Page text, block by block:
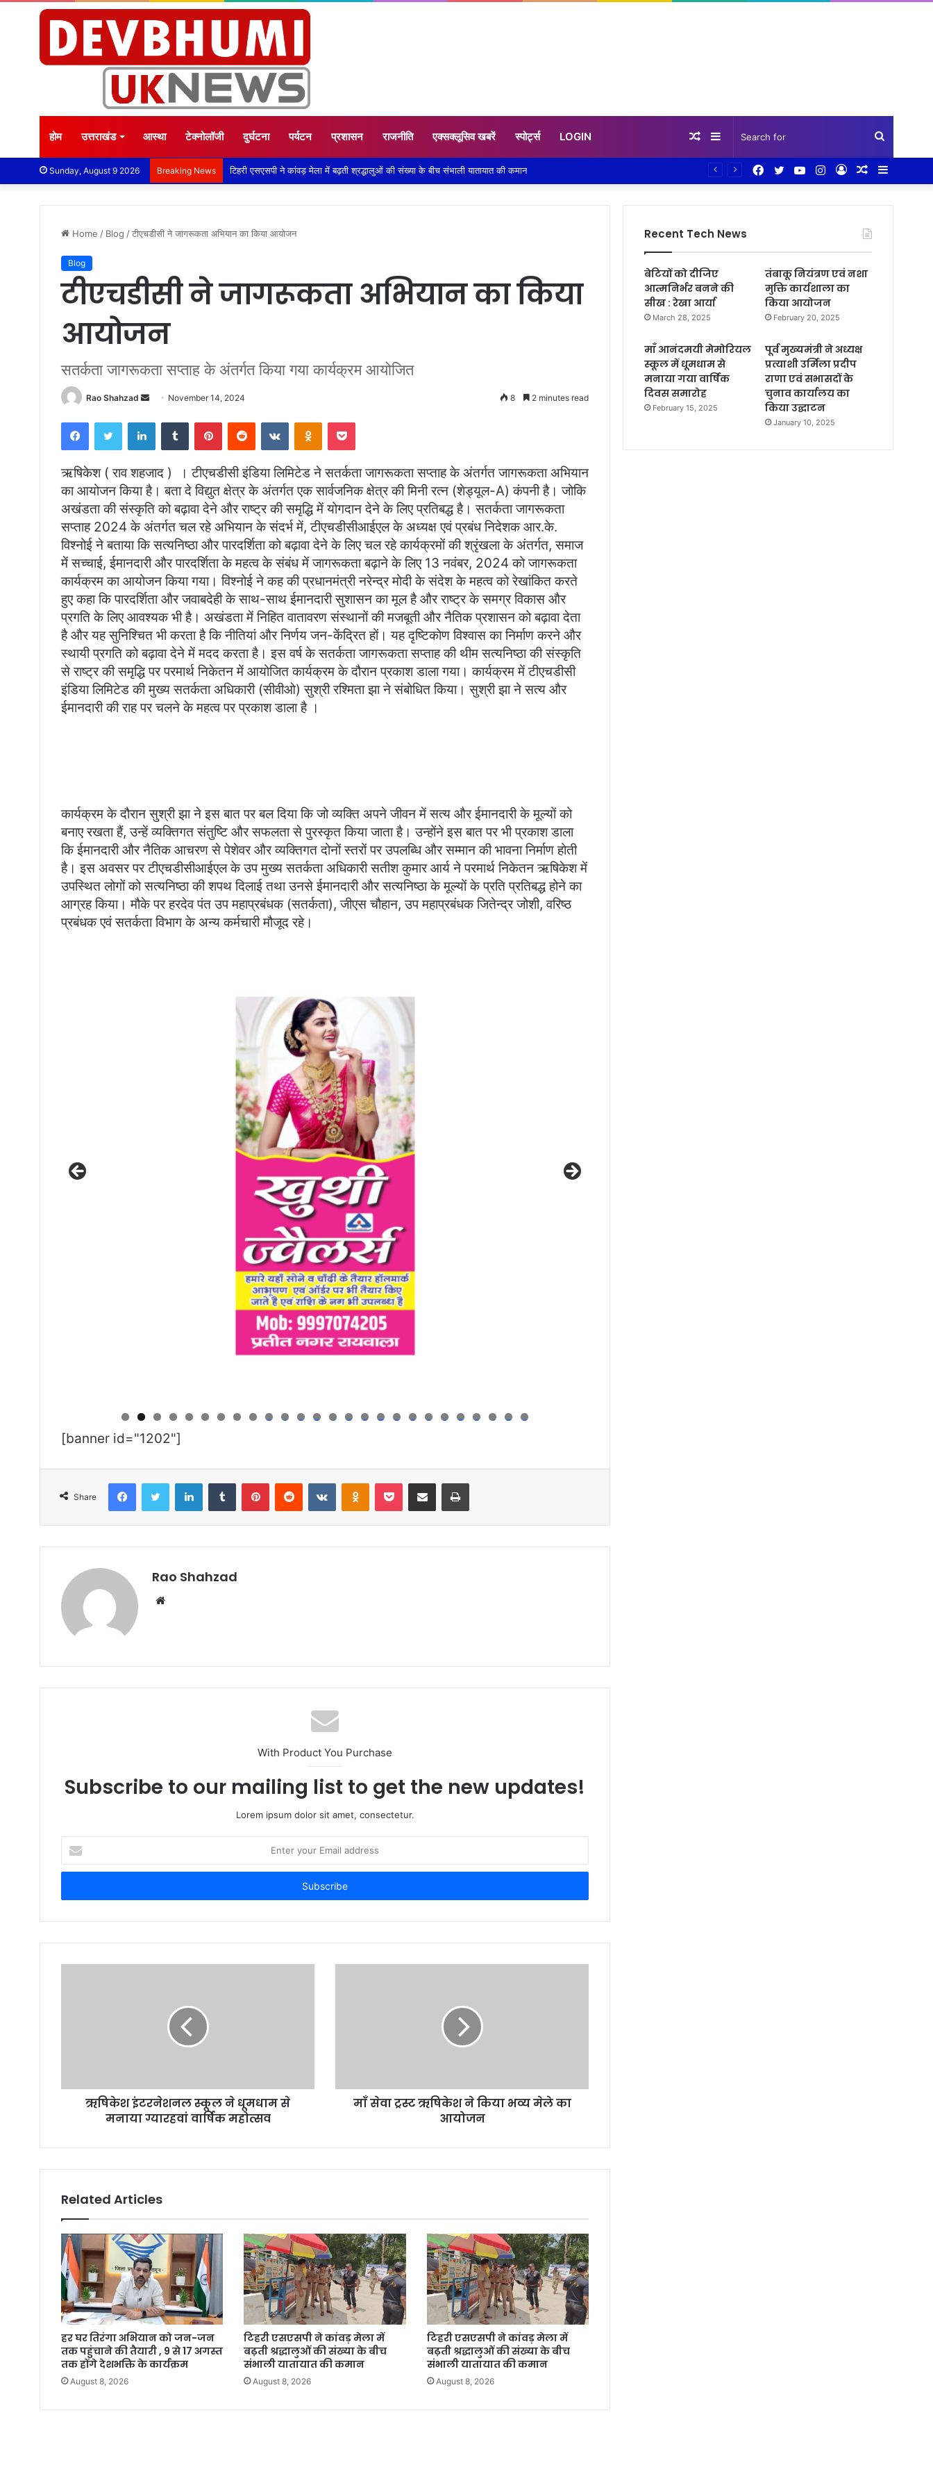
होम उत्तराखंड आस्था टेक्नोलॉजी दुर्घटना पर्यटन प्रशासन राजनीति एक्सक्लूसिव खबरें स्पोर्ट्स LOGIN Search
for
Sidebar
Random
Sunday, August 9 2026 Breaking News टिहरी एसएसपी ने कांवड़ मेला में बढ़ती श्रद्धालुओं की संख्या के बीच संभाली यातायात की कमान Sidebar
Random
Log
Instagram
YouTube
Twitter
Facebook
Home / Blog /टीएचडीसी ने जागरूकता अभियान का किया आयोजन
Blog
टीएचडीसी ने जागरूकता अभियान का किया
आयोजन
सतर्कता जागरूकता सप्ताह के अंतर्गत किया गया कार्यक्रम आयोजित
Rao Shahzad
Send November 14, 2024 8 2 minutes read
FacebookTwitter LinkedInTumblr PinterestReddit VKontakteOdnoklassniki
Pocket
ऋषिकेश ( राव शहजाद ) । टीएचडीसी इंडिया लिमिटेड ने सतर्कता जागरूकता सप्ताह के अंतर्गत जागरूकता अभियान
का आयोजन किया है। बता दे विद्युत क्षेत्र के अंतर्गत एक सार्वजनिक क्षेत्र की मिनी रत्न (शेड्यूल-A) कंपनी है। जोकि
अखंडता की संस्कृति को बढ़ावा देने और राष्ट्र की समृद्धि में योगदान देने के लिए प्रतिबद्ध है। सतर्कता जागरूकता
सप्ताह 2024 के अंतर्गत चल रहे अभियान के संदर्भ में, टीएचडीसीआईएल के अध्यक्ष एवं प्रबंध निदेशक आर.के.
विश्नोई ने बताया कि सत्यनिष्ठा और पारदर्शिता को बढ़ावा देने के लिए चल रहे कार्यक्रमों की श्रृंखला के अंतर्गत, समाज
में सच्चाई, ईमानदारी और पारदर्शिता के महत्व के संबंध में जागरूकता बढ़ाने के लिए 13 नवंबर, 2024 को जागरूकता
कार्यक्रम का आयोजन किया गया। विश्नोई ने कह की प्रधानमंत्री नरेन्द्र मोदी के संदेश के महत्व को रेखांकित करते
हुए कहा कि पारदर्शिता और जवाबदेही के साथ-साथ ईमानदारी सुशासन का मूल है और राष्ट्र के समग्र विकास और
प्रगति के लिए आवश्यक भी है। अखंडता में निहित वातावरण संस्थानों की मजबूती और नैतिक प्रशासन को बढ़ावा देता
है और यह सुनिश्चित भी करता है कि नीतियां और निर्णय जन-केंद्रित हों। यह दृष्टिकोण विश्वास का निर्माण करने और
स्थायी प्रगति को बढ़ावा देने में मदद करता है। इस वर्ष के सतर्कता जागरूकता सप्ताह की थीम सत्यनिष्ठा की संस्कृति
से राष्ट्र की समृद्धि पर परमार्थ निकेतन में आयोजित कार्यक्रम के दौरान प्रकाश डाला गया। कार्यक्रम में टीएचडीसी
इंडिया लिमिटेड की मुख्य सतर्कता अधिकारी (सीवीओ) सुश्री रश्मिता झा ने संबोधित किया। सुश्री झा ने सत्य और
ईमानदारी की राह पर चलने के महत्व पर प्रकाश डाला है ।
कार्यक्रम के दौरान सुश्री झा ने इस बात पर बल दिया कि जो व्यक्ति अपने जीवन में सत्य और ईमानदारी के मूल्यों को
बनाए रखता हैं, उन्हें व्यक्तिगत संतुष्टि और सफलता से पुरस्कृत किया जाता है। उन्होंने इस बात पर भी प्रकाश डाला
कि ईमानदारी और नैतिक आचरण से पेशेवर और व्यक्तिगत दोनों स्तरों पर उपलब्धि और सम्मान की भावना निर्माण होती
है। इस अवसर पर टीएचडीसीआईएल के उप मुख्य सतर्कता अधिकारी सतीश कुमार आर्य ने परमार्थ निकेतन ऋषिकेश में
उपस्थित लोगों को सत्यनिष्ठा की शपथ दिलाई तथा उनसे ईमानदारी और सत्यनिष्ठा के मूल्यों के प्रति प्रतिबद्ध होने का
आग्रह किया। मौके पर हरदेव पंत उप महाप्रबंधक (सतर्कता), जीएस चौहान, उप महाप्रबंधक जितेन्द्र जोशी, वरिष्ठ
प्रबंधक एवं सतर्कता विभाग के अन्य कर्मचारी मौजूद रहे।
0 1 2 3 4 5 6 7 8 9 0 1 2 3 4 5 6
[banner id="1202"]
Share
FacebookTwitter LinkedInTumblr PinterestReddit VKontakteOdnoklassniki
Pocket Share via Email Print
Rao Shahzad
Website
With Product You Purchase
Subscribe to our mailing list to get the new updates!
Lorem ipsum dolor sit amet, consectetur.
your
Email
ऋषिकेश इंटरनेशनल स्कूल ने धूमधाम से
मनाया ग्यारहवां वार्षिक महोत्सव
माँ सेवा ट्रस्ट ऋषिकेश ने किया भव्य मेले का
आयोजन
Related Articles
हर घर तिरंगा अभियान को जन-जन
तक पहुंचाने की तैयारी , 9 से 17 अगस्त
तक होंगे देशभक्ति के कार्यक्रम
August 8, 2026
टिहरी एसएसपी ने कांवड़ मेला में
बढ़ती श्रद्धालुओं की संख्या के बीच
संभाली यातायात की कमान
August 8, 2026
टिहरी एसएसपी ने कांवड़ मेला में
बढ़ती श्रद्धालुओं की संख्या के बीच
संभाली यातायात की कमान
August 8, 2026
Recent Tech News
बेटियों को दीजिए
आत्मनिर्भर बनने की
सीख : रेखा आर्या
March 28, 2025
तंबाकू नियंत्रण एवं नशा
मुक्ति कार्यशाला का
किया आयोजन
February 20, 2025
माँ आनंदमयी मेमोरियल
स्कूल में धूमधाम से
मनाया गया वार्षिक
दिवस समारोह
February 15, 2025
पूर्व मुख्यमंत्री ने अध्यक्ष
प्रत्याशी उर्मिला प्रदीप
राणा एवं सभासदों के
चुनाव कार्यालय का
किया उद्घाटन
January 10, 2025